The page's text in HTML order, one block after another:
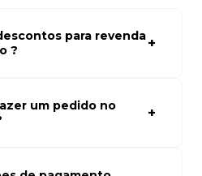
para revenda
?
com os melhores preços
um pedido no